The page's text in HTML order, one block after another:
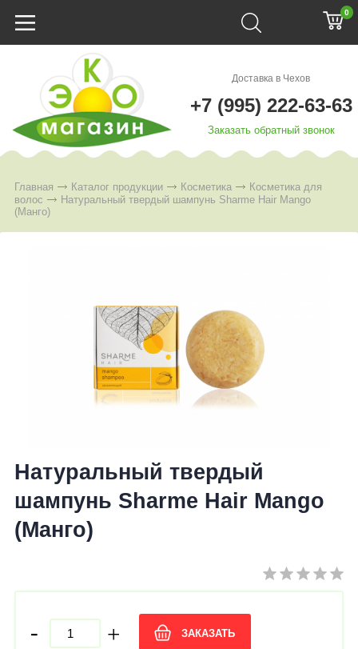
0
Доставка в Чехов
+7 (995) 222-63-63
Заказать обратный звонок
Главная Каталог продукции Косметика
Косметика для
волос
Натуральный твердый шампунь Sharme Hair Mango
(Манго)
Натуральный твердый
шампунь Sharme Hair Mango
(Манго)
- + ЗАКАЗАТЬ